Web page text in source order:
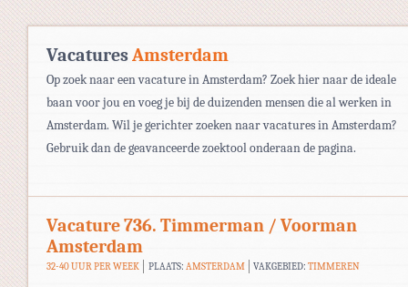
VacaturesAmsterdam
Op zoek naar een vacature in Amsterdam? Zoek hier naar de ideale
baan voor jou en voeg je bij de duizenden mensen die al werken in
Amsterdam. Wil je gerichter zoeken naar vacatures in Amsterdam?
Gebruik dan de geavanceerde zoektool onderaan de pagina.
Vacature 736. Timmerman / Voorman
Amsterdam
32-40 UUR PER WEEK PLAATS: AMSTERDAM VAKGEBIED:TIMMEREN